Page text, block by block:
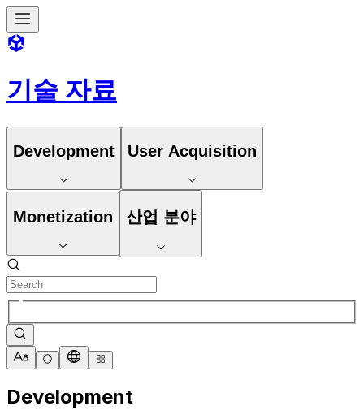
기술 자료
Development User Acquisition
Monetization 산업 분야
Development